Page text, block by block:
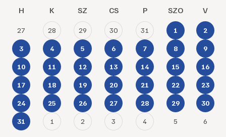
H K SZ CS P SZO V
27 28 29 30 31 1 2
3 4 5 6 7 8 9
10 11 12 13 14 15 16
17 18 19 20 21 22 23
24 25 26 27 28 29 30
31 1 2 3 4 5 6